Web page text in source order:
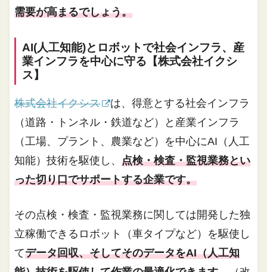
需要が高まるでしょう。
AI(人工知能)とロボットで社会インフラ、産
業インフラを中心に守る【株式会社イクシ
ス】
株式会社イクシス
は、得意とする社会インフラ
（道路・トンネル・鉄道など）と産業インフラ
（工場、プラント、農業など）を中心にAI（人工
知能）技術を駆使し、点検・検査・監視業務とい
った切り口でサポートする企業です。
その点検・検査・監視業務に関しては開発した独
立稼働できるロボット（車タイプなど）を駆使し
てデータ回収、そしてそのデータをAI（人工知